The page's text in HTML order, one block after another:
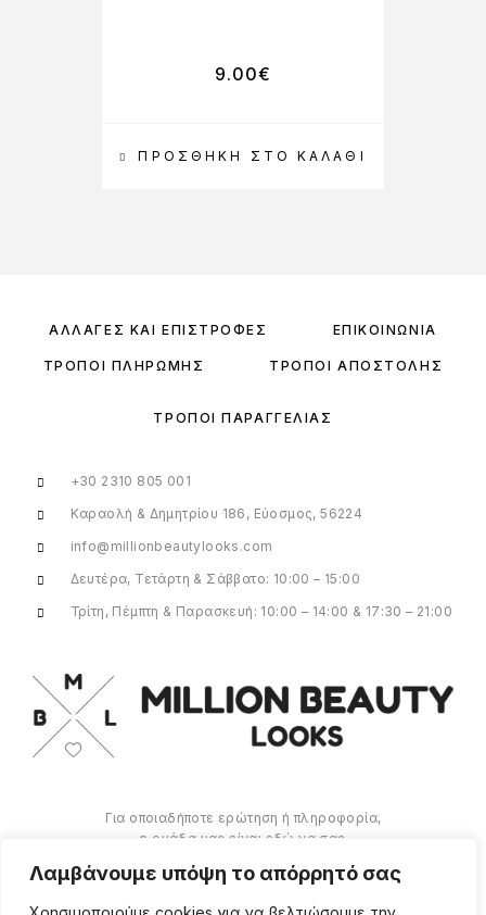
Λαμβάνουμε υπόψη το απόρρητό σας
ΠΡΟΣΘΉΚΗ ΣΤΟ ΚΑΛΆΘΙ
9.00€
ΑΛΛΑΓΈΣ ΚΑΙ ΕΠΙΣΤΡΟΦΈΣ ΕΠΙΚΟΙΝΩΝΊΑ
ΤΡΌΠΟΙ ΠΛΗΡΩΜΉΣ ΤΡΌΠΟΙ ΑΠΟΣΤΟΛΉΣ
ΤΡΌΠΟΙ ΠΑΡΑΓΓΕΛΊΑΣ
+30 2310 805 001
Καραολή & Δημητρίου 186, Εύοσμος, 56224
info@millionbeautylooks.com
Δευτέρα, Τετάρτη & Σάββατο: 10:00 – 15:00
Τρίτη, Πέμπτη & Παρασκευή: 10:00 – 14:00 & 17:30 – 21:00
Για οποιαδήποτε ερώτηση ή πληροφορία,
η ομάδα μας είναι εδώ να σας
βοηθήσουμε.